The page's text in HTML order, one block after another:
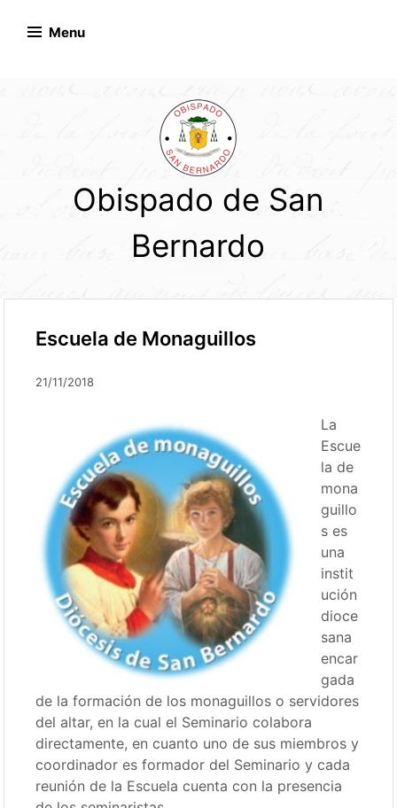
Menu
Obispado de San
Bernardo
Escuela de Monaguillos
21/11/2018
La
Escue
la de
mona
guillo
s es
una
instit
ución
dioce
sana
encar
gada
de la formación de los monaguillos o servidores
del altar, en la cual el Seminario colabora
directamente, en cuanto uno de sus miembros y
coordinador es formador del Seminario y cada
reunión de la Escuela cuenta con la presencia